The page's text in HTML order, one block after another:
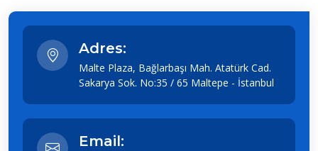
Adres:
Malte Plaza, Bağlarbaşı Mah. Atatürk Cad.
Sakarya Sok. No:35 / 65 Maltepe - İstanbul
Email: